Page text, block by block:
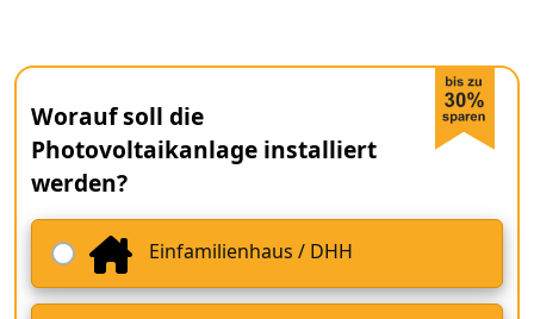
Worauf soll die
Photovoltaikanlage installiert
werden?
Einfamilienhaus / DHH